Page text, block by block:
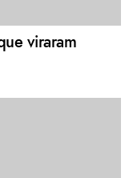
viraram